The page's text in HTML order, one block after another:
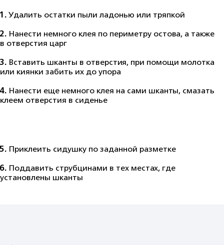
1.Удалить остатки пыли ладонью или тряпкой
2. Нанести немного клея по периметру остова, а также
в отверстия царг
3. Вставить шканты в отверстия, при помощи молотка
или киянки забить их до упора
4. Нанести еще немного клея на сами шканты, смазать
клеем отверстия в сиденье
5. Приклеить сидушку по заданной разметке
6. Поддавить струбцинами в тех местах, где
установлены шканты